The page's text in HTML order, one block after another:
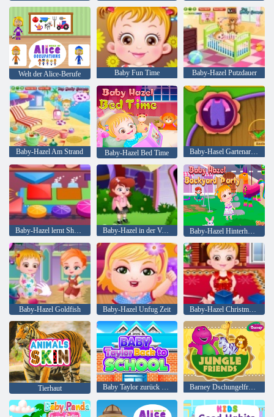
Welt der Alice-Berufe Baby Fun Time Baby-Hazel Putzdauer
Baby-Hazel Am Strand Baby-Hazel Bed Time Baby-Hasel Gartenarbeit Zeit
Baby-Hazel lernt Shapes Baby-Hazel in der Vorschule Baby-Hazel Hinterhof-Partei
Baby-Hazel Goldfish Baby-Hazel Unfug Zeit Baby-Hazel Christmas Time
Tierhaut Baby Taylor zurück zur Schule Barney Dschungelfreunde